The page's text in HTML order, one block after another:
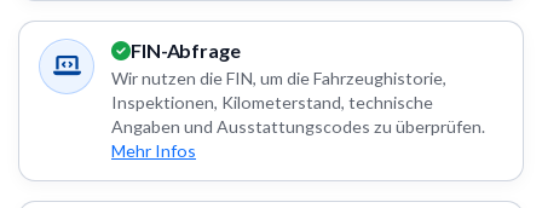
FIN-Abfrage
Wir nutzen die FIN, um die Fahrzeughistorie,
Inspektionen, Kilometerstand, technische
Angaben und Ausstattungscodes zu überprüfen.
Mehr Infos